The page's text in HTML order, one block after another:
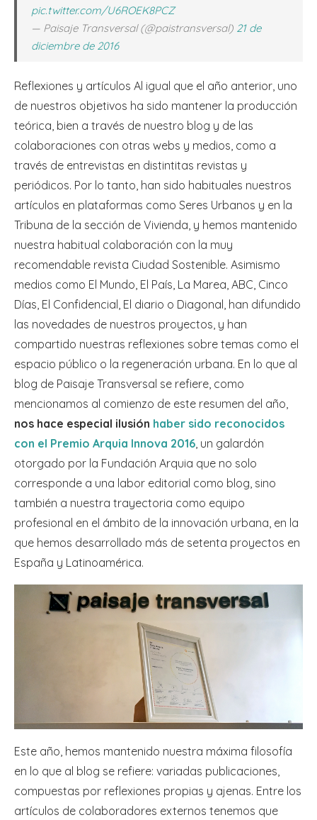
pic.twitter.com/U6ROEK8PCZ
— Paisaje Transversal (@paistransversal) 21 de
diciembre de 2016
Reflexiones y artículos Al igual que el año anterior, uno
de nuestros objetivos ha sido mantener la producción
teórica, bien a través de nuestro blog y de las
colaboraciones con otras webs y medios, como a
través de entrevistas en distintitas revistas y
periódicos. Por lo tanto, han sido habituales nuestros
artículos en plataformas como Seres Urbanos y en la
Tribuna de la sección de Vivienda, y hemos mantenido
nuestra habitual colaboración con la muy
recomendable revista Ciudad Sostenible. Asimismo
medios como El Mundo, El País, La Marea, ABC, Cinco
Días, El Confidencial, El diario o Diagonal, han difundido
las novedades de nuestros proyectos, y han
compartido nuestras reflexiones sobre temas como el
espacio público o la regeneración urbana. En lo que al
blog de Paisaje Transversal se refiere, como
mencionamos al comienzo de este resumen del año,
nos hace especial ilusión haber sido reconocidos
con el Premio Arquia Innova 2016 , un galardón
otorgado por la Fundación Arquia que no solo
corresponde a una labor editorial como blog, sino
también a nuestra trayectoria como equipo
profesional en el ámbito de la innovación urbana, en la
que hemos desarrollado más de setenta proyectos en
España y Latinoamérica.
Este año, hemos mantenido nuestra máxima filosofía
en lo que al blog se refiere: variadas publicaciones,
compuestas por reflexiones propias y ajenas. Entre los
artículos de colaboradores externos tenemos que